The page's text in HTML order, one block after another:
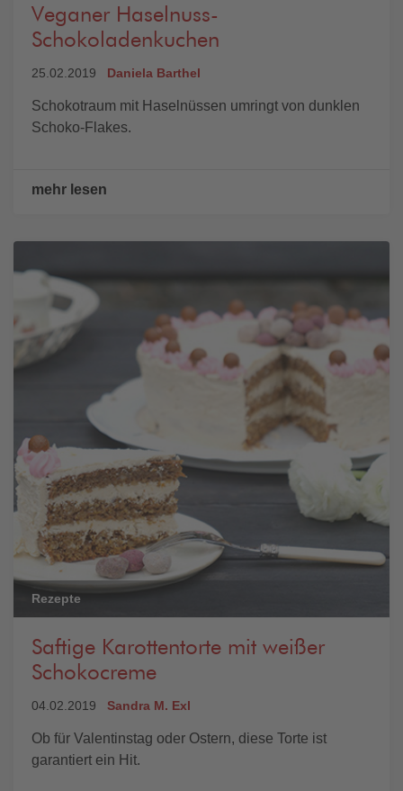
Veganer Haselnuss-
Schokoladenkuchen
25.02.2019 Daniela Barthel
Schokotraum mit Haselnüssen umringt von dunklen
Schoko-Flakes.
mehr lesen
Rezepte
Saftige Karottentorte mit weißer
Schokocreme
04.02.2019 Sandra M. Exl
Ob für Valentinstag oder Ostern, diese Torte ist
garantiert ein Hit.